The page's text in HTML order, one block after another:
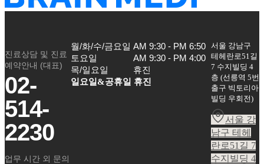
진료상담 및 진료
예약안내 (대표)
02-
514-
2230
업무 시간 외 문의
월/화/수/금요일
토요일
목/일요일
AM 9:30 - PM 6:50
AM 9:30 - PM 4:00
휴진
일요일&공휴일 휴진
서울 강남구
테헤란로51길
7 수지빌딩 4
층 (선릉역 5번
출구 빅토리아
빌딩 우회전)
서울 강
남구 테헤
란로51길 7
수지빌딩 4